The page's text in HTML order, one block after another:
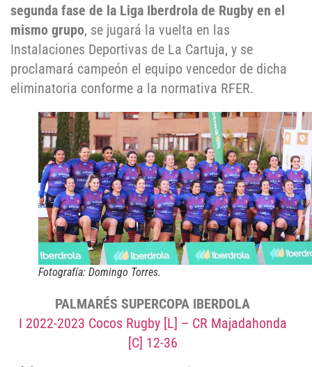
segunda fase de la Liga Iberdrola de Rugby en el
mismo grupo, se jugará la vuelta en las
Instalaciones Deportivas de La Cartuja, y se
proclamará campeón el equipo vencedor de dicha
eliminatoria conforme a la normativa RFER.
Fotografía: Domingo Torres.
PALMARÉS SUPERCOPA IBERDOLA
I 2022-2023 Cocos Rugby [L] – CR Majadahonda
[C] 12-36